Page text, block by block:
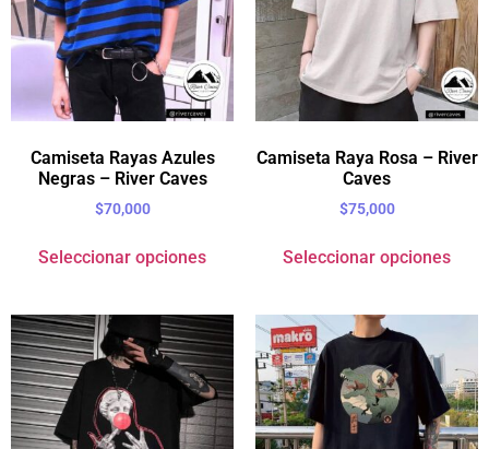
Camiseta Rayas Azules
Negras – River Caves
$70,000
Seleccionar opciones
Camiseta Raya Rosa – River
Caves
$75,000
Seleccionar opciones